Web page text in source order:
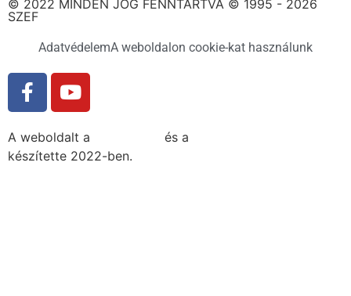
© 2022 MINDEN JOG FENNTARTVA © 1995 - 2026
SZEF
AdatvédelemA weboldalon cookie-kat használunk
A weboldalt a és a
készítette 2022-ben.